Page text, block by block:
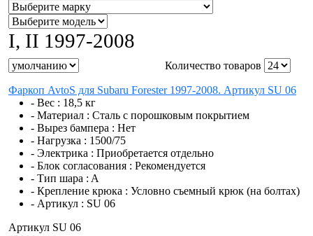
I, II 1997-2008
Количество товаров
Фаркоп AvtoS для Subaru Forester 1997-2008. Артикул SU 06
- Вес : 18,5 кг
- Материал : Сталь с порошковым покрытием
- Вырез бампера : Нет
- Нагрузка : 1500/75
- Электрика : Приобретается отдельно
- Блок согласования : Рекомендуется
- Тип шара : A
- Крепление крюка : Условно съемный крюк (на болтах)
- Артикул : SU 06
Артикул SU 06